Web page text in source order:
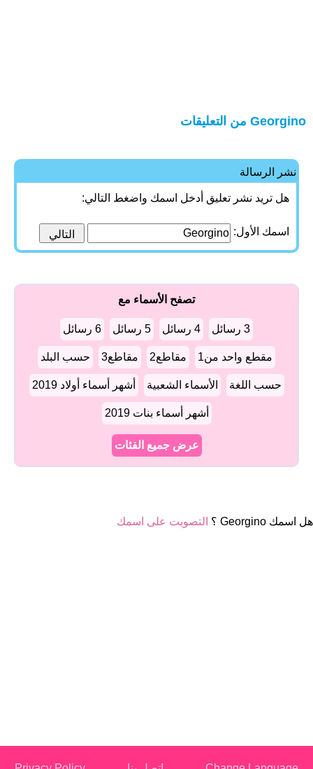
Georgino من التعليقات
نشر الرسالة
هل تريد نشر تعليق أدخل اسمك واضغط التالي:
اسمك الأول:
تصفح الأسماء مع
3 رسائل 4 رسائل 5 رسائل 6 رسائل
مقطع واحد من1 مقاطع2 مقاطع3 حسب البلد
حسب اللغة الأسماء الشعبية أشهر أسماء أولاد 2019
أشهر أسماء بنات 2019
عرض جميع الفئات
هل اسمك Georgino ؟ التصويت على اسمك